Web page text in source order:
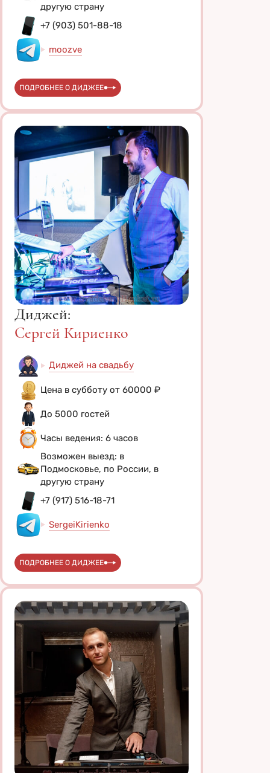
другую страну
+7 (903) 501-88-18
moozve
ПОДРОБНЕЕ О ДИДЖЕЕ
Диджей:
Сергей Кириенко
Диджей на свадьбу
Цена в субботу от 60000 ₽
До 5000 гостей
Часы ведения: 6 часов
Возможен выезд: в
Подмосковье, по России, в
другую страну
+7 (917) 516-18-71
SergeiKirienko
ПОДРОБНЕЕ О ДИДЖЕЕ